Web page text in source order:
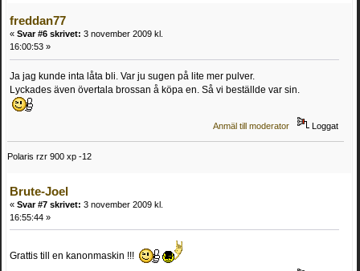
freddan77
« Svar #6 skrivet: 3 november 2009 kl.
16:00:53 »
Ja jag kunde inta låta bli. Var ju sugen på lite mer pulver.
Lyckades även övertala brossan å köpa en. Så vi beställde var sin.
Anmäl till moderator Loggat
Polaris rzr 900 xp -12
Brute-Joel
« Svar #7 skrivet: 3 november 2009 kl.
16:55:44 »
Grattis till en kanonmaskin !!!